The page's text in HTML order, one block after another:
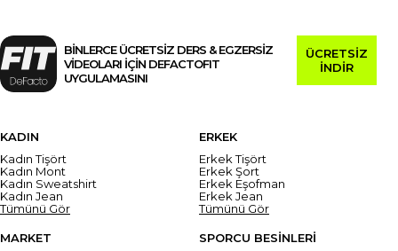
BİNLERCE ÜCRETSİZ DERS & EGZERSİZ
VİDEOLARI İÇİN DEFACTOFIT
UYGULAMASINI
ÜCRETSİZ
İNDİR
KADIN
Kadın Tişört
Kadın Mont
Kadın Sweatshirt
Kadın Jean
Tümünü Gör
ERKEK
Erkek Tişört
Erkek Şort
Erkek Eşofman
Erkek Jean
Tümünü Gör
MARKET
SPORCU BESİNLERİ